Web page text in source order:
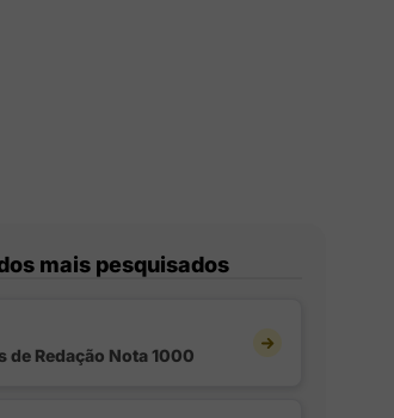
mais pesquisados
de Redação Nota 1000